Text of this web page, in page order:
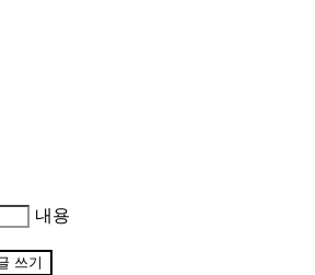
내용
쓰기